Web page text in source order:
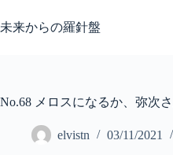
ン
ス
未来からの羅針盤
No.68 メロスになるか、弥次
elvistn 03/11/2021